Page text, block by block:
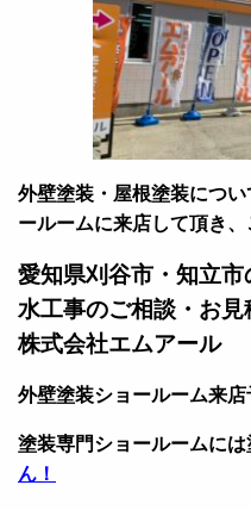
外壁塗装・屋根塗装につ
ールームに来店して頂き、
愛知県刈谷市・知立
水工事のご相談・お
株式会社エムアール
外壁塗装ショールーム来
塗装専門ショールームに
ん！